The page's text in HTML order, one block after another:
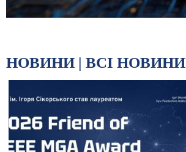
НОВИНИ | ВСІ НОВИНИ